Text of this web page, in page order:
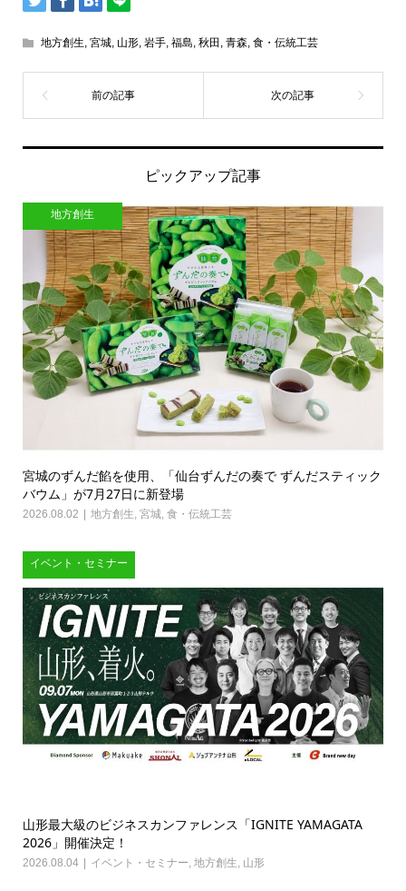
地方創生, 宮城, 山形, 岩手, 福島, 秋田 , 青森, 食・伝統工芸
ピックアップ記事
地方創生
宮城のずんだ餡を使用、「仙台ずんだの奏で ずんだスティック
バウム」が7月27日に新登場
2026.08.02 地方創生, 宮城, 食・伝統工芸
イベント・セミナー
山形最大級のビジネスカンファレンス「IGNITE YAMAGATA
2026」開催決定！
2026.08.04 イベント・セミナー 地方創生 山形